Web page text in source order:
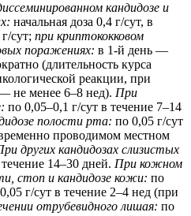
кандидозе и
начальная доза 0,4 г/сут, в
сут; при криптококковом
поражениях: в 1-й день —
(длительность курса
реакции, при
не менее 6–8 нед). При
по 0,05–0,1 г/сут в течение 7–14
полости рта: по 0,05 г/сут
проводимом местном
других кандидозах слизистых
14–30 дней. При кожном
стоп и кандидозе кожи: по
г/сут в течение 2–4 нед (при
отрубевидного лишая: по